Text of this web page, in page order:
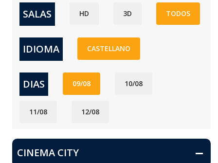
SALAS HD 3D TODOS
IDIOMA CASTELLANO
DIAS 09/08 10/08
11/08 12/08
CINEMA CITY